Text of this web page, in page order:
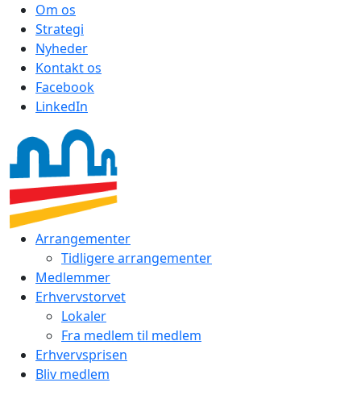
Om os
Strategi
Nyheder
Kontakt os
Facebook
LinkedIn
Arrangementer
Tidligere arrangementer
Medlemmer
Erhvervstorvet
Lokaler
Fra medlem til medlem
Erhvervsprisen
Bliv medlem